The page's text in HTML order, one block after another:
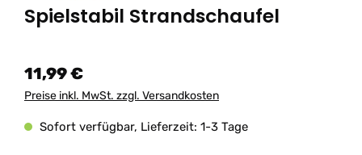
Spielstabil Strandschaufel
11,99 €
Preise inkl. MwSt. zzgl. Versandkosten
Sofort verfügbar, Lieferzeit: 1-3 Tage